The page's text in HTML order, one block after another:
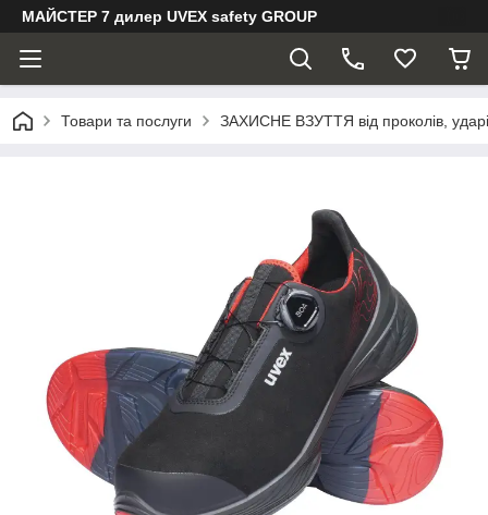
МАЙСТЕР 7 дилер UVEX safety GROUP
Товари та послуги ЗАХИСНЕ ВЗУТТЯ від проколів,